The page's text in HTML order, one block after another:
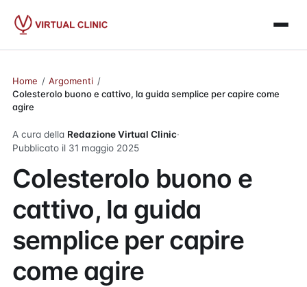
Home / Argomenti /
Colesterolo buono e cattivo, la guida semplice per capire come
agire
A cura della Redazione Virtual Clinic·
Pubblicato il 31 maggio 2025
Colesterolo buono e
cattivo, la guida
semplice per capire
come agire